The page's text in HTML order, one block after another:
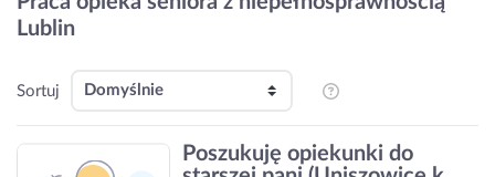
Lublin
Sortuj
Poszukuję opiekunki do